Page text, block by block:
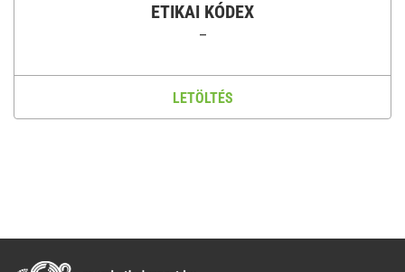
ETIKAI KÓDEX
–
LETÖLTÉS